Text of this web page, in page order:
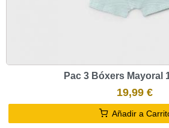
Pac 3 Bóxers Mayoral
19,99 €
Añadir a